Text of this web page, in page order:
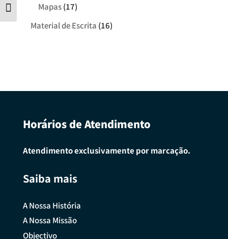
Tamanho da letra
Mapas (17)
Material de Escrita (16)
Horários de Atendimento
Atendimento exclusivamente por marcação.
Saiba mais
A Nossa História
A Nossa Missão
Objectivo